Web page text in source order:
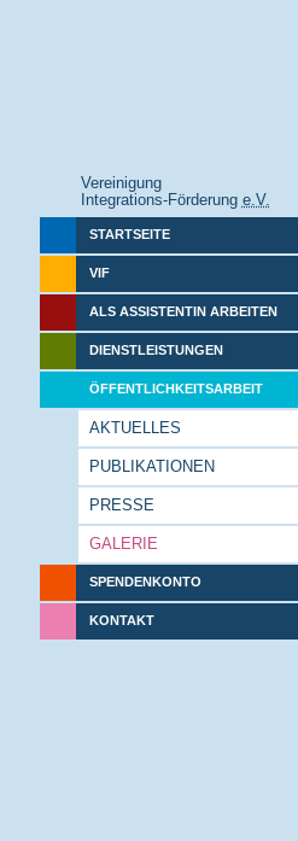
Vereinigung
Integrations-Förderung e.V.
STARTSEITE
VIF
ALS ASSISTENTIN ARBEITEN
DIENSTLEISTUNGEN
ÖFFENTLICHKEITSARBEIT
AKTUELLES
PUBLIKATIONEN
PRESSE
GALERIE
SPENDENKONTO
KONTAKT